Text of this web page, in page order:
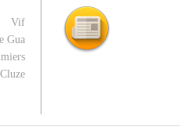
Vif
Gua